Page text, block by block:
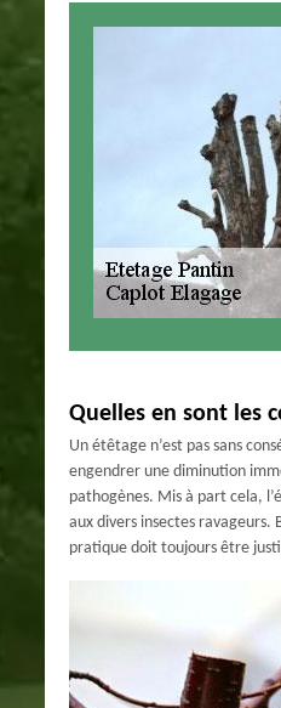
Quelles en sont les
Un étêtage n’est pas sans
engendrer une diminution
pathogènes. Mis à part cela,
aux divers insectes ravageurs.
pratique doit toujours être